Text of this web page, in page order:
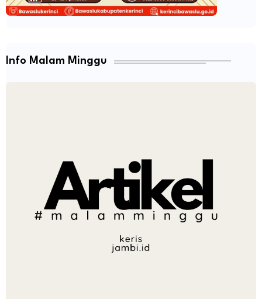
Info Malam Minggu